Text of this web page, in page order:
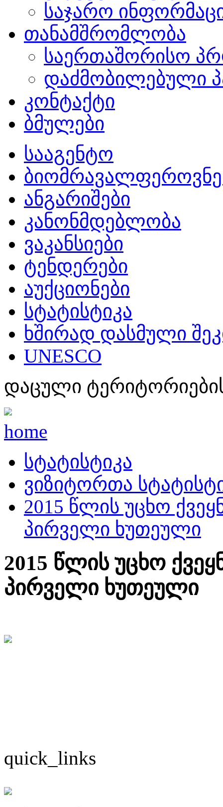
საჯარო
თანამშრომლობა
საერთაშორისო
დაძმობილებული
კონტაქტი
ბმულები
სააგენტო
ანგარიშები
კანონმდებლობა
ვაკანსიები
ტენდერები
აუქციონები
სტატისტიკა
ხშირად დასმული
UNESCO
დაცული
home
სტატისტიკა
ვიზიტორთა
2015 წლის უცხო
პირველი ხუთეული
2015 წლის უცხო
პირველი ხუთეული
quick_links